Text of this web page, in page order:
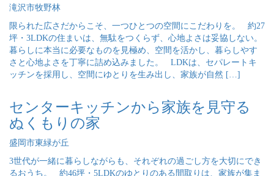
滝沢市牧野林
限られた広さだからこそ、一つひとつの空間にこだわりを。 約27
坪・3LDKの住まいは、無駄をつくらず、心地よさは妥協しない。
暮らしに本当に必要なものを見極め、空間を活かし、暮らしやす
さと心地よさを丁寧に詰め込みました。 LDKは、セパレートキ
ッチンを採用し、空間にゆとりを生み出し、家族が自然 […]
センターキッチンから家族を見守る
ぬくもりの家
盛岡市東緑が丘
3世代が一緒に暮らしながらも、それぞれの過ごし方を大切にでき
るおうち。 約46坪・5LDKのゆとりのある間取りは、家族が集ま